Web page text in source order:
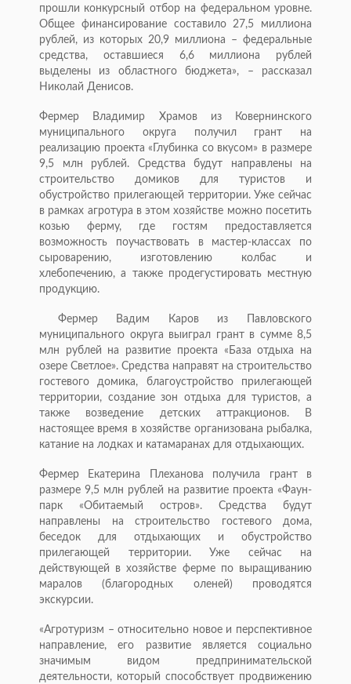
прошли конкурсный отбор на федеральном уровне.
Общее финансирование составило 27,5 миллиона
рублей, из которых 20,9 миллиона – федеральные
средства, оставшиеся 6,6 миллиона рублей
выделены из областного бюджета», – рассказал
Николай Денисов.
Фермер Владимир Храмов из Ковернинского
муниципального округа получил грант на
реализацию проекта «Глубинка со вкусом» в размере
9,5 млн рублей. Средства будут направлены на
строительство домиков для туристов и
обустройство прилегающей территории. Уже сейчас
в рамках агротура в этом хозяйстве можно посетить
козью ферму, где гостям предоставляется
возможность поучаствовать в мастер-классах по
сыроварению, изготовлению колбас и
хлебопечению, а также продегустировать местную
продукцию.
Фермер Вадим Каров из Павловского
муниципального округа выиграл грант в сумме 8,5
млн рублей на развитие проекта «База отдыха на
озере Светлое». Средства направят на строительство
гостевого домика, благоустройство прилегающей
территории, создание зон отдыха для туристов, а
также возведение детских аттракционов. В
настоящее время в хозяйстве организована рыбалка,
катание на лодках и катамаранах для отдыхающих.
Фермер Екатерина Плеханова получила грант в
размере 9,5 млн рублей на развитие проекта «Фаун-
парк «Обитаемый остров». Средства будут
направлены на строительство гостевого дома,
беседок для отдыхающих и обустройство
прилегающей территории. Уже сейчас на
действующей в хозяйстве ферме по выращиванию
маралов (благородных оленей) проводятся
экскурсии.
«Агротуризм – относительно новое и перспективное
направление, его развитие является социально
значимым видом предпринимательской
деятельности, который способствует продвижению